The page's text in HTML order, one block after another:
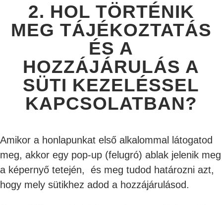
2. HOL TÖRTÉNIK
MEG TÁJÉKOZTATÁS
ÉS A
HOZZÁJÁRULÁS A
SÜTI KEZELÉSSEL
KAPCSOLATBAN?
Amikor a honlapunkat első alkalommal látogatod
meg, akkor egy pop-up (felugró) ablak jelenik meg
a képernyő tetején, és meg tudod határozni azt,
hogy mely sütikhez adod a hozzájárulásod.